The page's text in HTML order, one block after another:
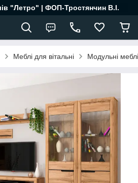
"Летро" | ФОП-Тростянчин В.І.
Меблі для вітальні Модульні